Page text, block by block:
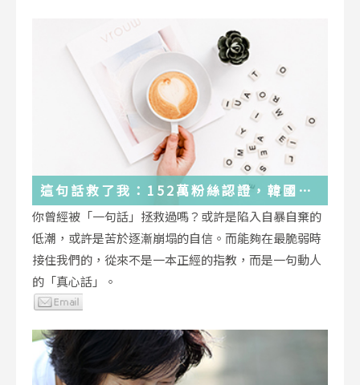
這句話救了我：152萬粉絲認證，韓國最
受歡迎的YouTuber「國民姐姐」金美敬
為跌落情緒深淵的你雪中送炭！
你曾經被「一句話」拯救過嗎？或許是陷入自暴自棄的
低潮，或許是苦於逐漸崩塌的自信。而能夠在最脆弱時
接住我們的，從來不是一本正經的指教，而是一句動人
的「真心話」。